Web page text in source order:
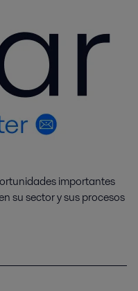
importantes
su sector y sus procesos